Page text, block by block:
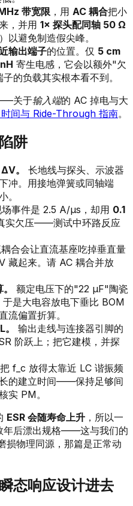
带宽限 ，用 AC 耦合把小
，并用 1× 探头配同轴 50 Ω
以避免制造假尖峰。
输出端子的位置。仅 5 cm
寄生电感，它会以额外"欠
的负载其实根本看不到。
关于输入端的 AC 掉电与大
间与 Ride-Through 指南。
阱
。
长地线与探头、示波器
冲。用接地弹簧或同轴端
。
事件是 2.5 A/µs，却用 0.1
实欠压——测试中环路反应
合会让直流基座吃掉垂直量
藏起来。请 AC 耦合并放
额定电压下的"22 µF"陶瓷
是大电容放电下垂比 BOM
流偏置折算。
输出走线与连接器引脚的
阶跃上；把它建模，并探
把 f_c 放得太靠近 LC 谐振频
的建立时间——保持足够间
实 PM。
ESR 会随寿命上升 ，所以一
年后漂出规格——这与我们的
损物理同源，那篇是正常动
态响应设计进去